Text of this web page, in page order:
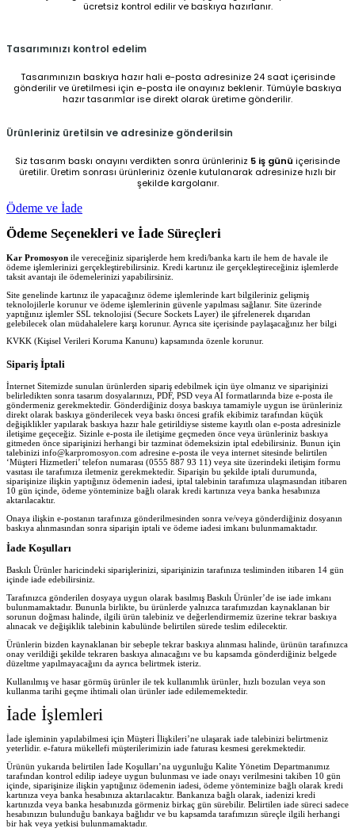
ücretsiz kontrol edilir ve baskıya hazırlanır.
Tasarımınızı kontrol edelim
Tasarımınızın baskıya hazır hali e-posta adresinize 24 saat içerisinde
gönderilir ve üretilmesi için e-posta ile onayınız beklenir. Tümüyle baskıya
hazır tasarımlar ise direkt olarak üretime gönderilir.
Ürünleriniz üretilsin ve adresinize gönderilsin
Siz tasarım baskı onayını verdikten sonra ürünleriniz 5 iş günü içerisinde
üretilir. Üretim sonrası ürünleriniz özenle kutulanarak adresinize hızlı bir
şekilde kargolanır.
Ödeme ve İade
Ödeme Seçenekleri ve İade Süreçleri
Kar Promosyon ile vereceğiniz siparişlerde hem kredi/banka kartı ile hem de havale ile
ödeme işlemlerinizi gerçekleştirebilirsiniz. Kredi kartınız ile gerçekleştireceğiniz işlemlerde
taksit avantajı ile ödemelerinizi yapabilirsiniz.
Site genelinde kartınız ile yapacağınız ödeme işlemlerinde kart bilgileriniz gelişmiş
teknolojilerle korunur ve ödeme işlemlerinin güvenle yapılması sağlanır. Site üzerinde
yaptığınız işlemler SSL teknolojisi (Secure Sockets Layer) ile şifrelenerek dışarıdan
gelebilecek olan müdahalelere karşı korunur. Ayrıca site içerisinde paylaşacağınız her bilgi
KVKK (Kişisel Verileri Koruma Kanunu) kapsamında özenle korunur.
Sipariş İptali
İnternet Sitemizde sunulan ürünlerden sipariş edebilmek için üye olmanız ve siparişinizi
belirledikten sonra tasarım dosyalarınızı, PDF, PSD veya AI formatlarında bize e-posta ile
göndermeniz gerekmektedir. Gönderdiğiniz dosya baskıya tamamiyle uygun ise ürünleriniz
direkt olarak baskıya gönderilecek veya baskı öncesi grafik ekibimiz tarafından küçük
değişiklikler yapılarak baskıya hazır hale getirildiyse sisteme kayıtlı olan e-posta adresinizle
iletişime geçeceğiz. Sizinle e-posta ile iletişime geçmeden önce veya ürünleriniz baskıya
gitmeden önce siparişinizi herhangi bir tazminat ödemeksizin iptal edebilirsiniz. Bunun için
talebinizi info@karpromosyon.com adresine e-posta ile veya internet sitesinde belirtilen
‘Müşteri Hizmetleri’ telefon numarası (0555 887 93 11) veya site üzerindeki iletişim formu
vasıtası ile tarafımıza iletmeniz gerekmektedir. Siparişin bu şekilde iptali durumunda,
siparişinize ilişkin yaptığınız ödemenin iadesi, iptal talebinin tarafımıza ulaşmasından itibaren
10 gün içinde, ödeme yönteminize bağlı olarak kredi kartınıza veya banka hesabınıza
aktarılacaktır.
Onaya ilişkin e-postanın tarafınıza gönderilmesinden sonra ve/veya gönderdiğiniz dosyanın
baskıya alınmasından sonra siparişin iptali ve ödeme iadesi imkanı bulunmamaktadır.
İade Koşulları
Baskılı Ürünler haricindeki siparişlerinizi, siparişinizin tarafınıza tesliminden itibaren 14 gün
içinde iade edebilirsiniz.
Tarafınızca gönderilen dosyaya uygun olarak basılmış Baskılı Ürünler’de ise iade imkanı
bulunmamaktadır. Bununla birlikte, bu ürünlerde yalnızca tarafımızdan kaynaklanan bir
sorunun doğması halinde, ilgili ürün talebiniz ve değerlendirmemiz üzerine tekrar baskıya
alınacak ve değişiklik talebinin kabulünde belirtilen sürede teslim edilecektir.
Ürünlerin bizden kaynaklanan bir sebeple tekrar baskıya alınması halinde, ürünün tarafınızca
onay verildiği şekilde tekraren baskıya alınacağını ve bu kapsamda gönderdiğiniz belgede
düzeltme yapılmayacağını da ayrıca belirtmek isteriz.
Kullanılmış ve hasar görmüş ürünler ile tek kullanımlık ürünler, hızlı bozulan veya son
kullanma tarihi geçme ihtimali olan ürünler iade edilememektedir.
İade İşlemleri
İade işleminin yapılabilmesi için Müşteri İlişkileri’ne ulaşarak iade talebinizi belirtmeniz
yeterlidir. e-fatura mükellefi müşterilerimizin iade faturası kesmesi gerekmektedir.
Ürünün yukarıda belirtilen İade Koşulları’na uygunluğu Kalite Yönetim Departmanımız
tarafından kontrol edilip iadeye uygun bulunması ve iade onayı verilmesini takiben 10 gün
içinde, siparişinize ilişkin yaptığınız ödemenin iadesi, ödeme yönteminize bağlı olarak kredi
kartınıza veya banka hesabınıza aktarılacaktır. Bankanıza bağlı olarak, iadenizi kredi
kartınızda veya banka hesabınızda görmeniz birkaç gün sürebilir. Belirtilen iade süreci sadece
hesabınızın bulunduğu bankaya bağlıdır ve bu kapsamda tarafımızın süreçle ilgili herhangi
bir hak veya yetkisi bulunmamaktadır.